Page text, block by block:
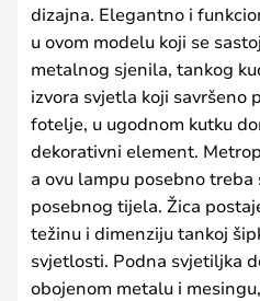
dizajna. Elegantno i
u ovom modelu koji se
metalnog sjenila, tankog
izvora svjetla koji savršeno
fotelje, u ugodnom kutku
dekorativni element.
a ovu lampu posebno
posebnog tijela. Žica
težinu i dimenziju tankoj
svjetlosti. Podna svjetiljka
obojenom metalu i